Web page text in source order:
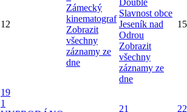
12
Zámecký
kinematograf
Zobrazit
všechny
záznamy ze
dne
Double
Slavnost obce
Jeseník nad
Odrou
Zobrazit
všechny
záznamy ze
dne
15
19
1
21 22